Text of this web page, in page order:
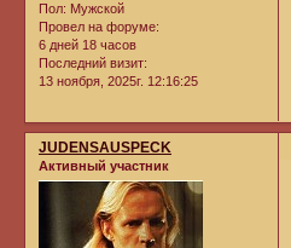
Пол: Мужской
Провел на форуме:
6 дней 18 часов
Последний визит:
13 ноября, 2025г. 12:16:25
JUDENSAUSPECK
Активный участник